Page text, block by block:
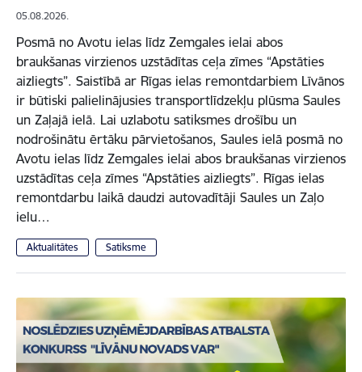
05.08.2026.
Posmā no Avotu ielas līdz Zemgales ielai abos
braukšanas virzienos uzstādītas ceļa zīmes “Apstāties
aizliegts”. Saistībā ar Rīgas ielas remontdarbiem Līvānos
ir būtiski palielinājusies transportlīdzekļu plūsma Saules
un Zaļajā ielā. Lai uzlabotu satiksmes drošību un
nodrošinātu ērtāku pārvietošanos, Saules ielā posmā no
Avotu ielas līdz Zemgales ielai abos braukšanas virzienos
uzstādītas ceļa zīmes “Apstāties aizliegts”. Rīgas ielas
remontdarbu laikā daudzi autovadītāji Saules un Zaļo
ielu…
Aktualitātes Satiksme